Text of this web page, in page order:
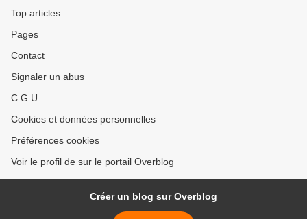
Top articles
Pages
Contact
Signaler un abus
C.G.U.
Cookies et données personnelles
Préférences cookies
Voir le profil de sur le portail Overblog
Créer un blog sur Overblog